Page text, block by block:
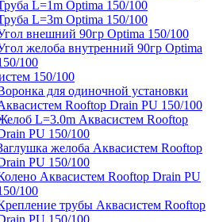
L=1m Optima 150/100
L=3m Optima 150/100
внешний 90гр Optima 150/100
желоба внутренний 90гр Optima
100
150/100
для одиночной установки
Rooftop Drain PU 150/100
L=3.0m Аквасистем Rooftop
PU 150/100
желоба Аквасистем Rooftop
PU 150/100
Аквасистем Rooftop Drain PU
100
трубы Аквасистем Rooftop
PU 150/100